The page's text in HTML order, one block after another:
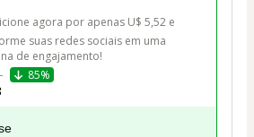
agora por apenas U$ 5,52 e
suas redes sociais em uma
de engajamento!
85%